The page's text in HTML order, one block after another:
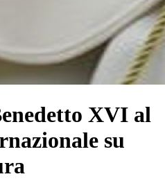
XVI al
su